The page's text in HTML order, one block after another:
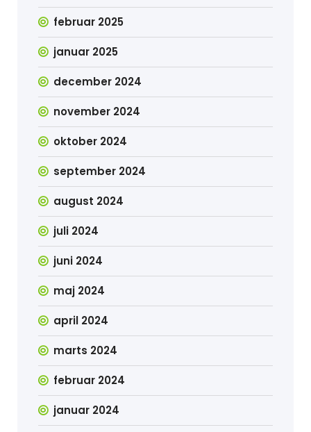
februar 2025
januar 2025
december 2024
november 2024
oktober 2024
september 2024
august 2024
juli 2024
juni 2024
maj 2024
april 2024
marts 2024
februar 2024
januar 2024